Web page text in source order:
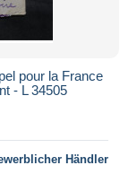
pour la France
- L 34505
Händler